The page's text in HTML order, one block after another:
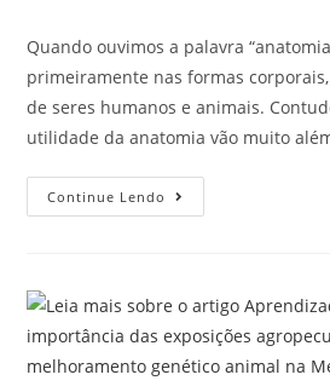
Quando ouvimos a palavra
primeiramente nas formas
de seres humanos e animais.
utilidade da anatomia vão muito
Continue Lendo